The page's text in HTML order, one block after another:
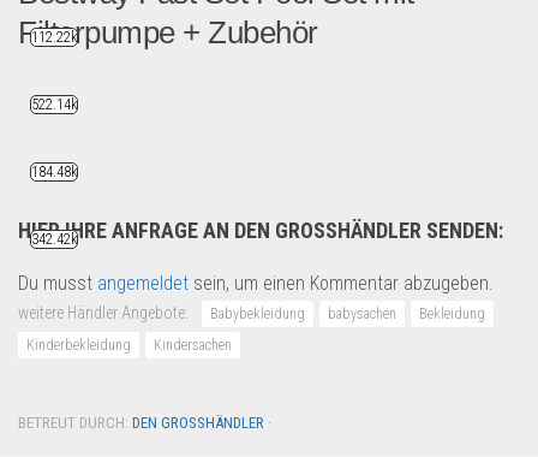
Filterpumpe + Zubehör
Sport & Freizeit
HIER IHRE ANFRAGE AN DEN GROSSHÄNDLER SENDEN:
Du musst angemeldet sein, um einen Kommentar abzugeben.
weitere Händler Angebote: Babybekleidung babysachen
Bekleidung
Kinderbekleidung
Kindersachen
BETREUT DURCH: DEN GROSSHÄNDLER ·
112.22k
522.14k
184.48k
342.42k